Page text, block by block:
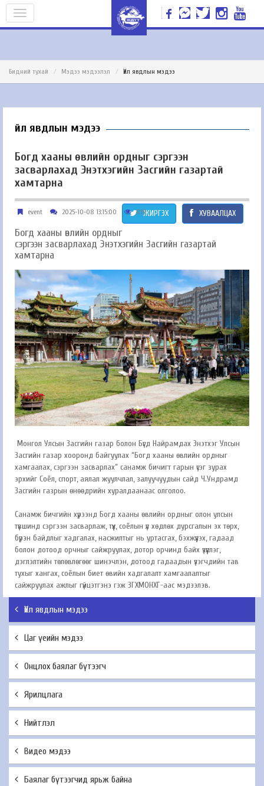
Бидний тухай Мэдээ мэдээлэл Үйл явдлын мэдээ
Үйл явдлын мэдээ
Богд хааны өвлийн ордныг сэргээн
засварлахад Энэтхэгийн Засгийн газартай
хамтарна
event 2025-10-08 13:15:00 819 ХУВААЛЦАХ
ЖИРГЭХ
Богд хааны өвлийн ордныг
сэргээн засварлахад Энэтхэгийн Засгийн газартай
хамтарна
Монгол Улсын Засгийн газар болон Бүгд Найрамдах Энэтхэг Улсын
Засгийн газар хооронд байгуулах “Богд хааны өвлийн ордныг
хамгаалах, сэргээн засварлах” санамж бичигт гарын үсэг зурах
эрхийг Соёл, спорт, аялал жуулчлал, залуучуудын сайд Ч.Ундрамд
Засгийн газрын өнөөдрийн хуралдаанаас олголоо.
Санамж бичгийн хүрээнд Богд хааны өвлийн ордныг олон улсын
түвшинд сэргээн засварлаж, түүх, соёлын үл хөдлөх дурсгалын эх төрх,
бүрэн байдлыг хадгалах, насжилтыг нь уртасгах, бэхжүүлэх, гадаад
болон дотоод орчныг сайжруулах, дотор орчинд байх үзүүллэг,
дэглэлтийн төлөвлөгөөг шинэчлэн, дотоод гадаадын үзэгчдийн тав
тухыг хангах, соёлын биет өвийн хадгалалт хамгаалалтыг
сайжруулах ажлыг гүйцэтгэнэ гэж ЗГХМОНХГ-аас мэдээлэв.
Үйл явдлын мэдээ
Цаг үеийн мэдээ
Онцлох баялаг бүтээгч
Ярилцлага
Нийтлэл
Видео мэдээ
Баялаг бүтээгчид ярьж байна